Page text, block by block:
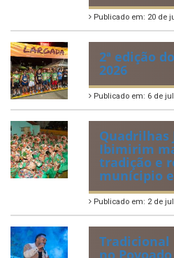
Publicado em: 20 de
2ª edição
2026
Publicado em: 6 de
Quadrilhas
Ibimirim
tradição e
munícipio
Publicado em: 2 de
Tradicional
no